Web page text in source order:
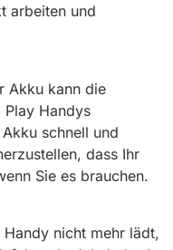
arbeiten und
Akku kann die
Handys
schnell und
dass Ihr
Sie es brauchen.
nicht mehr lädt,